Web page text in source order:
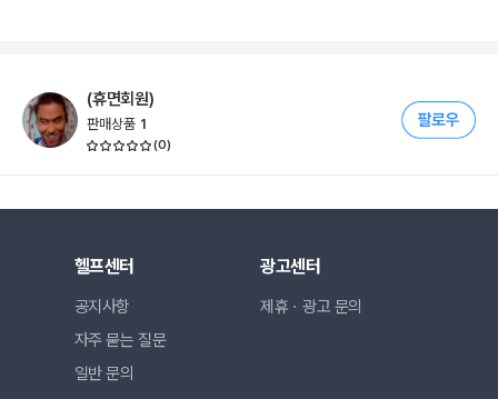
(휴면회원)
판매상품 1
(0)
헬프센터
공지사항
자주 묻는 질문
일반 문의
광고센터
제휴ㆍ광고 문의